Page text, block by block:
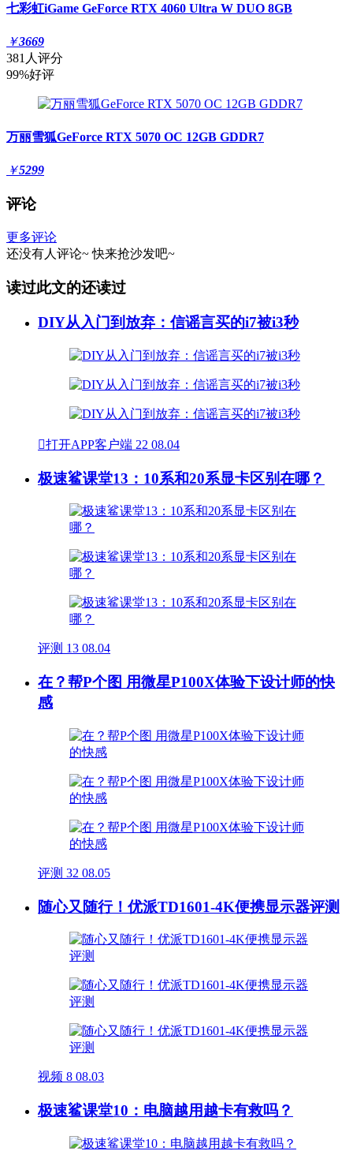
七彩虹iGame GeForce RTX 4060 Ultra W DUO 8GB
￥3669
381人评分
99%好评
万丽雪狐GeForce RTX 5070 OC 12GB GDDR7
￥5299
评论
更多评论
还没有人评论~ 快来抢沙发吧~
读过此文的还读过
DIY从入门到放弃：信谣言买的i7被i3秒
打开APP客户端 22 08.04
极速鲨课堂13：10系和20系显卡区别在哪？
评测 13 08.04
在？帮P个图 用微星P100X体验下设计师的快
感
评测 32 08.05
随心又随行！优派TD1601-4K便携显示器评测
视频 8 08.03
极速鲨课堂10：电脑越用越卡有救吗？